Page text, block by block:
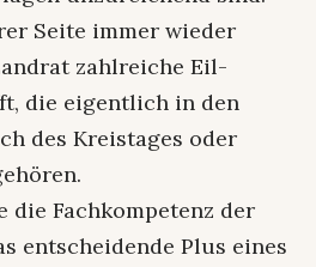
Seite immer wieder
zahlreiche Eil-
die eigentlich in den
des Kreistages oder
die Fachkompetenz der
entscheidende Plus eines